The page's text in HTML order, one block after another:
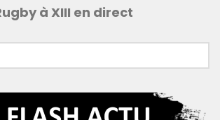
à XIII en direct